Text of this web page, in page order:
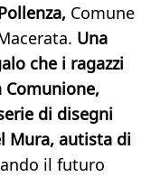
Comune
Una
che i ragazzi
di disegni
Mura, autista di
il futuro